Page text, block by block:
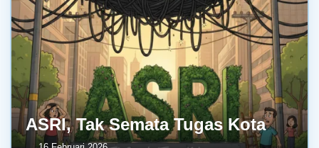
ASRI, Tak Semata Tugas Kota